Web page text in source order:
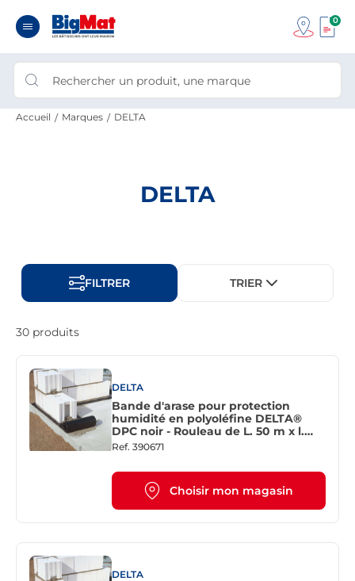
0
Accueil Marques DELTA
DELTA
FILTRER TRIER
30 produits
DELTA
Bande d'arase pour protection
humidité en polyoléfine DELTA®
DPC noir - Rouleau de L. 50 m x l.
200 mm
Ref. 390671
Choisir mon magasin
DELTA